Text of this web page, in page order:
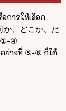
การให้เลือก
、どこか、だ
①-④
ย่างที่ ⑤-⑧ ก็ได้